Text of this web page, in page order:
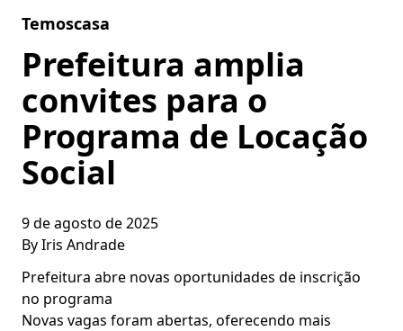
Temoscasa
Prefeitura amplia
convites para o
Programa de Locação
Social
9 de agosto de 2025
ByIris Andrade
Prefeitura abre novas oportunidades de inscrição
no programa
Novas vagas foram abertas, oferecendo mais